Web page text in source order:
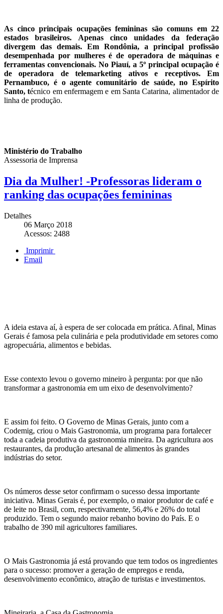
As cinco principais ocupações femininas são comuns em 22
estados brasileiros. Apenas cinco unidades da federação
divergem das demais. Em Rondônia, a principal profissão
desempenhada por mulheres é de operadora de máquinas e
ferramentas convencionais. No Piauí, a 5º principal ocupação é
de operadora de telemarketing ativos e receptivos. Em
Pernambuco, é o agente comunitário de saúde, no Espírito
Santo, técnico em enfermagem e em Santa Catarina, alimentador de
linha de produção.
Ministério do Trabalho
Assessoria de Imprensa
Dia da Mulher! -Professoras lideram o
ranking das ocupações femininas
Detalhes
06 Março 2018
Acessos: 2488
Imprimir
Email
A ideia estava aí, à espera de ser colocada em prática. Afinal, Minas
Gerais é famosa pela culinária e pela produtividade em setores como
agropecuária, alimentos e bebidas.
Esse contexto levou o governo mineiro à pergunta: por que não
transformar a gastronomia em um eixo de desenvolvimento?
E assim foi feito. O Governo de Minas Gerais, junto com a
Codemig, criou o Mais Gastronomia, um programa para fortalecer
toda a cadeia produtiva da gastronomia mineira. Da agricultura aos
restaurantes, da produção artesanal de alimentos às grandes
indústrias do setor.
Os números desse setor confirmam o sucesso dessa importante
iniciativa. Minas Gerais é, por exemplo, o maior produtor de café e
de leite no Brasil, com, respectivamente, 56,4% e 26% do total
produzido. Tem o segundo maior rebanho bovino do País. E o
trabalho de 390 mil agricultores familiares.
O Mais Gastronomia já está provando que tem todos os ingredientes
para o sucesso: promover a geração de empregos e renda,
desenvolvimento econômico, atração de turistas e investimentos.